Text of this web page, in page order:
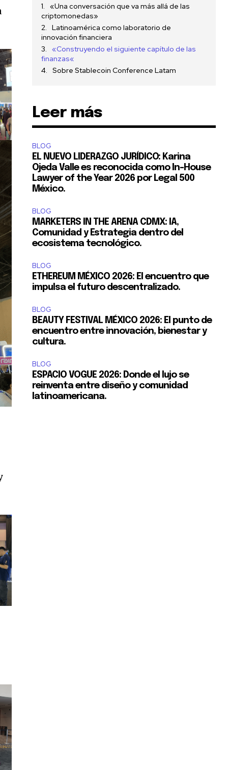
haga clic en el botón de
su bandeja de entrada. Su
«Una conversación que va más allá de las
criptomonedas»
Latinoamérica como laboratorio de
innovación financiera
«Construyendo el siguiente capítulo de las
finanzas«
Sobre Stablecoin Conference Latam
Leer más
BLOG
EL NUEVO LIDERAZGO JURÍDICO: Karina
Ojeda Valle es reconocida como In-House
Lawyer of the Year 2026 por Legal 500
México.
BLOG
MARKETERS IN THE ARENA CDMX: IA,
Comunidad y Estrategia dentro del
ecosistema tecnológico.
BLOG
ETHEREUM MÉXICO 2026: El encuentro que
impulsa el futuro descentralizado.
BLOG
BEAUTY FESTIVAL MÉXICO 2026: El punto de
encuentro entre innovación, bienestar y
cultura.
BLOG
ESPACIO VOGUE 2026: Donde el lujo se
reinventa entre diseño y comunidad
latinoamericana.